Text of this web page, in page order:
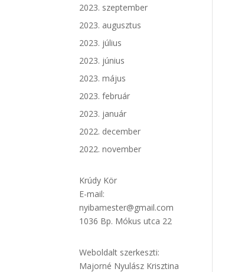
2023. szeptember
2023. augusztus
2023. július
2023. június
2023. május
2023. február
2023. január
2022. december
2022. november
Krúdy Kör
E-mail:
nyibamester@gmail.com
1036 Bp. Mókus utca 22
Weboldalt szerkeszti:
Majorné Nyulász Krisztina